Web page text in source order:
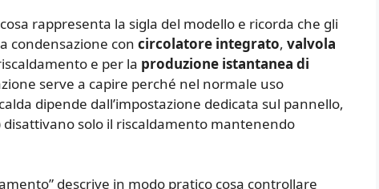
rappresenta la sigla del modello e ricorda che gli
condensazione con circolatore integrato, valvola
e per la produzione istantanea di
serve a capire perché nel normale uso
dipende dall’impostazione dedicata sul pannello,
disattivano solo il riscaldamento mantenendo
descrive in modo pratico cosa controllare